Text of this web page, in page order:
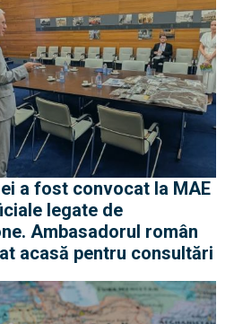
a fost convocat la MAE
legate de
Ambasadorul român
acasă pentru consultări